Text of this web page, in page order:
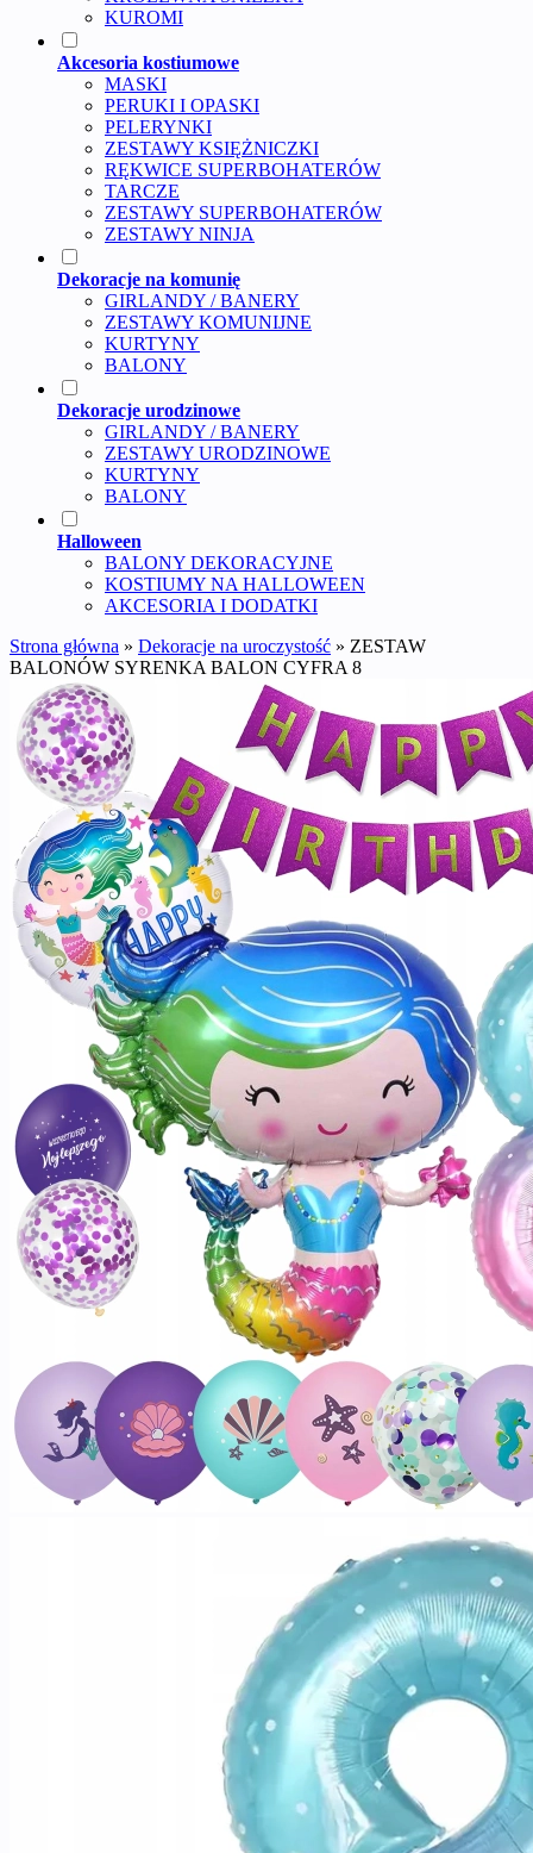
KUROMI
Akcesoria kostiumowe
MASKI
PERUKI I OPASKI
PELERYNKI
ZESTAWY KSIĘŻNICZKI
RĘKWICE SUPERBOHATERÓW
TARCZE
ZESTAWY SUPERBOHATERÓW
ZESTAWY NINJA
Dekoracje na komunię
GIRLANDY / BANERY
ZESTAWY KOMUNIJNE
KURTYNY
BALONY
Dekoracje urodzinowe
GIRLANDY / BANERY
ZESTAWY URODZINOWE
KURTYNY
BALONY
Halloween
BALONY DEKORACYJNE
KOSTIUMY NA HALLOWEEN
AKCESORIA I DODATKI
Strona główna » Dekoracje na uroczystość » ZESTAW
BALONÓW SYRENKA BALON CYFRA 8